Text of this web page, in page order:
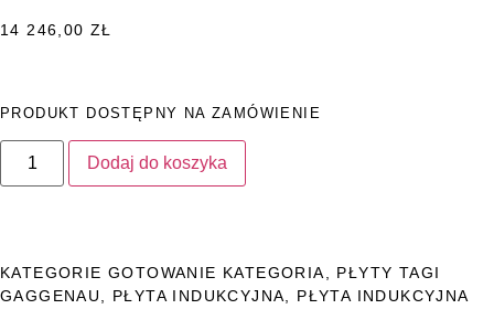
14 246,00ZŁ
PRODUKT DOSTĘPNY NA ZAMÓWIENIE
Dodaj do koszyka
KATEGORIE GOTOWANIE KATEGORIA PŁYTY TAGI
GAGGENAU
PŁYTA INDUKCYJNA
PŁYTA INDUKCYJNA